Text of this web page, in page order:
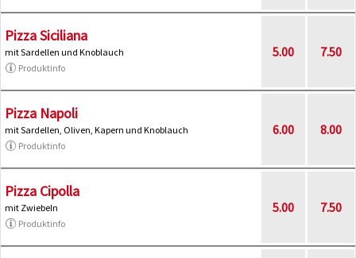
Pizza Siciliana
mit Sardellen und Knoblauch
Produktinfo
5.00 7.50
Pizza Napoli
mit Sardellen, Oliven, Kapern und Knoblauch
Produktinfo
6.00 8.00
Pizza Cipolla
mit Zwiebeln
Produktinfo
5.00 7.50